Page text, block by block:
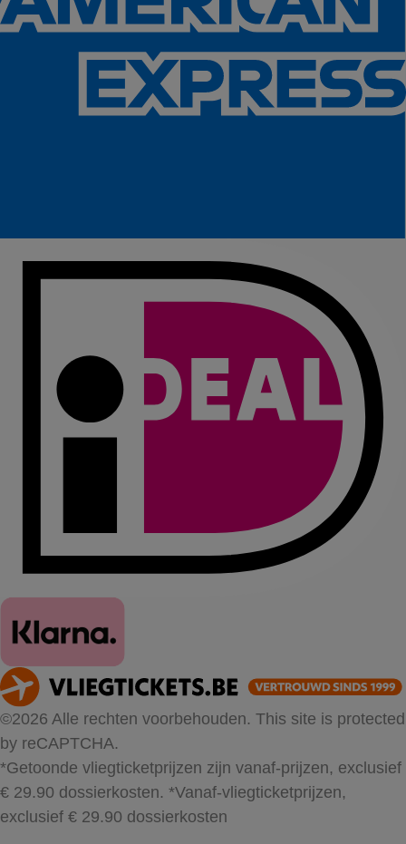
©2026 Alle rechten voorbehouden. This site is protected
by reCAPTCHA.
*Getoonde vliegticketprijzen zijn vanaf-prijzen, exclusief
€ 29.90 dossierkosten. *Vanaf-vliegticketprijzen,
exclusief € 29.90 dossierkosten